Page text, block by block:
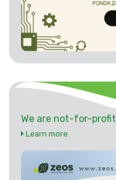
We are not-for-profit
Learn more